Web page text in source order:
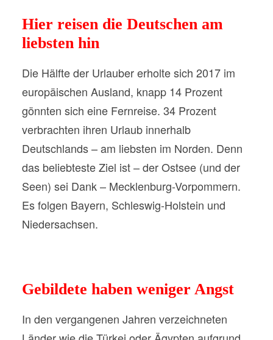
Hier reisen die Deutschen am
liebsten hin
Die Hälfte der Urlauber erholte sich 2017 im
europäischen Ausland, knapp 14 Prozent
gönnten sich eine Fernreise. 34 Prozent
verbrachten ihren Urlaub innerhalb
Deutschlands – am liebsten im Norden. Denn
das beliebteste Ziel ist – der Ostsee (und der
Seen) sei Dank – Mecklenburg-Vorpommern.
Es folgen Bayern, Schleswig-Holstein und
Niedersachsen.
Gebildete haben weniger Angst
In den vergangenen Jahren verzeichneten